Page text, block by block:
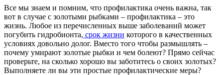
Все мы знаем и помним, что профилактика очень важна, так
вот в случае с золотыми рыбками – профилактика – это
жизнь. Любое из перечисленных выше заболеваний может
погубить гидробионта, срок жизни которого в качественных
условиях довольно долог. Вместо того чтобы размышлять –
почему умирают золотые рыбки и чем болеют? Прямо сейчас
проверьте, на сколько хорошо вы заботитесь о своих золотых?
Выполняете ли вы эти простые профилактические меры?